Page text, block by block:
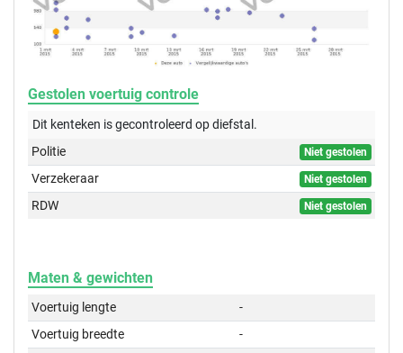
Gestolen voertuig controle
Dit kenteken is gecontroleerd opdiefstal.
Politie
Niet gestolen
Verzekeraar Niet gestolen
RDW Niet gestolen
Maten & gewichten
Voertuig lengte
-
Voertuig breedte
-